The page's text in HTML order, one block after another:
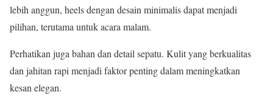
lebih anggun, heels dengan desain minimalis dapat menjadi
pilihan, terutama untuk acara malam.
Perhatikan juga bahan dan detail sepatu. Kulit yang berkualitas
dan jahitan rapi menjadi faktor penting dalam meningkatkan
kesan elegan.